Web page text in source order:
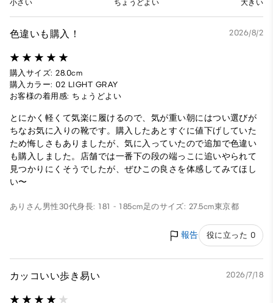
小さい ちょうどよい 大きい
色違いも購入！ 2026/8/2
購入サイズ: 28.0cm
購入カラー: 02 LIGHT GRAY
お客様の着用感: ちょうどよい
とにかく軽くて気楽に履けるので、気が重い朝にはつい選びが
ちなお気に入りの靴です。購入したあとすぐに値下げしていた
ため悔しさもありましたが、気に入っていたので追加で色違い
も購入しました。店舗では一番下の段の端っこに追いやられて
見つかりにくそうでしたが、ぜひこの良さを体感してみてほし
い〜
ありさん 男性30代身長: 181 - 185cm 足のサイズ: 27.5cm東京都
報告 役に立った 0
カッコいい歩き易い 2026/7/18